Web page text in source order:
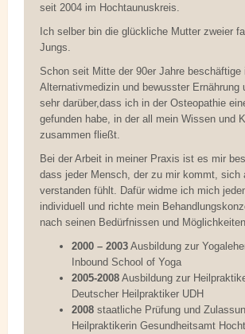
seit 2004 im Hochtaunuskreis.
Ich selber bin die glückliche Mutter zweier
Jungs.
Schon seit Mitte der 90er Jahre
Alternativmedizin und bewusster Ernährung
sehr darüber,dass ich in der Osteopathie
gefunden habe, in der all mein Wissen und
zusammen fließt.
Bei der Arbeit in meiner Praxis ist es mir
dass jeder Mensch, der zu mir kommt, sich
verstanden fühlt. Dafür widme ich mich
individuell und richte mein
nach seinen Bedürfnissen und Möglichkeiten.
2000 – 2003 Ausbildung zur
Inbound School of Yoga
2005-2008 Ausbildung zur
Deutscher Heilpraktiker UDH
2008 staatliche Prüfung und
Heilpraktikerin Gesundheitsamt